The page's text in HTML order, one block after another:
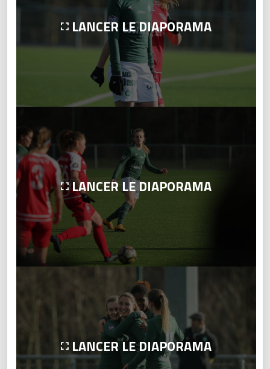
LANCER LE DIAPORAMA
LANCER LE DIAPORAMA
LANCER LE DIAPORAMA